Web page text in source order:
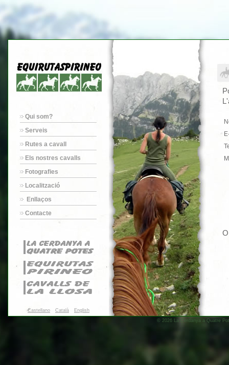
Qui som?
Serveis
Rutes a cavall
Els nostres cavalls
Fotografies
Localització
Enllaços
Contacte
Castellano Català English
© 2026 La Cerdanya a Quatre